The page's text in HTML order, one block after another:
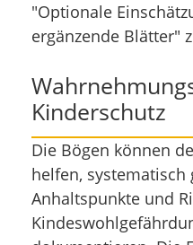
"Optionale
ergänzende Blätter"
Kinderschutz
Die Bögen können
helfen, systematisch
Anhaltspunkte und